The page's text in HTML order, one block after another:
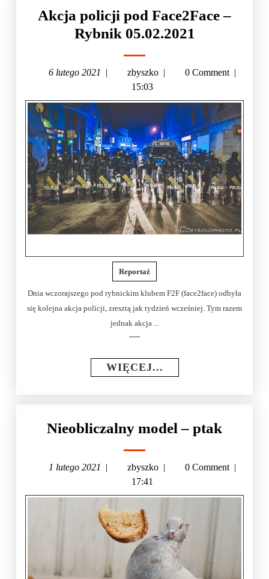
Akcja policji pod Face2Face –
Rybnik 05.02.2021
6 lutego 2021 | zbyszko | 0 Comment |
15:03
Reportaż
Dnia wczorajszego pod rybnickim klubem F2F (face2face) odbyła
się kolejna akcja policji, zresztą jak tydzień wcześniej. Tym razem
jednak akcja ...
WIĘCEJ...
Nieobliczalny model – ptak
1 lutego 2021 | zbyszko | 0 Comment |
17:41